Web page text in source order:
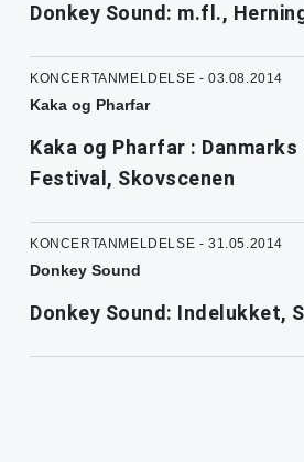
Donkey Sound: m.fl.,
KONCERTANMELDELSE - 03.08.2014
Kaka og Pharfar
Kaka og Pharfar :
Festival, Skovscenen
KONCERTANMELDELSE - 31.05.2014
Donkey Sound
Donkey Sound: Indelukket,